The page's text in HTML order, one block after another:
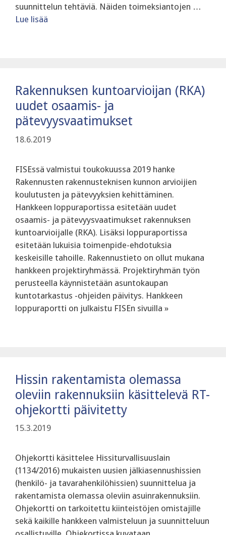
suunnittelun tehtäviä. Näiden toimeksiantojen …
Lue lisää
Rakennuksen kuntoarvioijan (RKA)
uudet osaamis- ja
pätevyysvaatimukset
18.6.2019
FISEssä valmistui toukokuussa 2019 hanke
Rakennusten rakennusteknisen kunnon arvioijien
koulutusten ja pätevyyksien kehittäminen.
Hankkeen loppuraportissa esitetään uudet
osaamis- ja pätevyysvaatimukset rakennuksen
kuntoarvioijalle (RKA). Lisäksi loppuraportissa
esitetään lukuisia toimenpide-ehdotuksia
keskeisille tahoille. Rakennustieto on ollut mukana
hankkeen projektiryhmässä. Projektiryhmän työn
perusteella käynnistetään asuntokaupan
kuntotarkastus -ohjeiden päivitys. Hankkeen
loppuraportti on julkaistu FISEn sivuilla »
Hissin rakentamista olemassa
oleviin rakennuksiin käsittelevä RT-
ohjekortti päivitetty
15.3.2019
Ohjekortti käsittelee Hissiturvallisuuslain
(1134/2016) mukaisten uusien jälkiasennushissien
(henkilö- ja tavarahenkilöhissien) suunnittelua ja
rakentamista olemassa oleviin asuinrakennuksiin.
Ohjekortti on tarkoitettu kiinteistöjen omistajille
sekä kaikille hankkeen valmisteluun ja suunnitteluun